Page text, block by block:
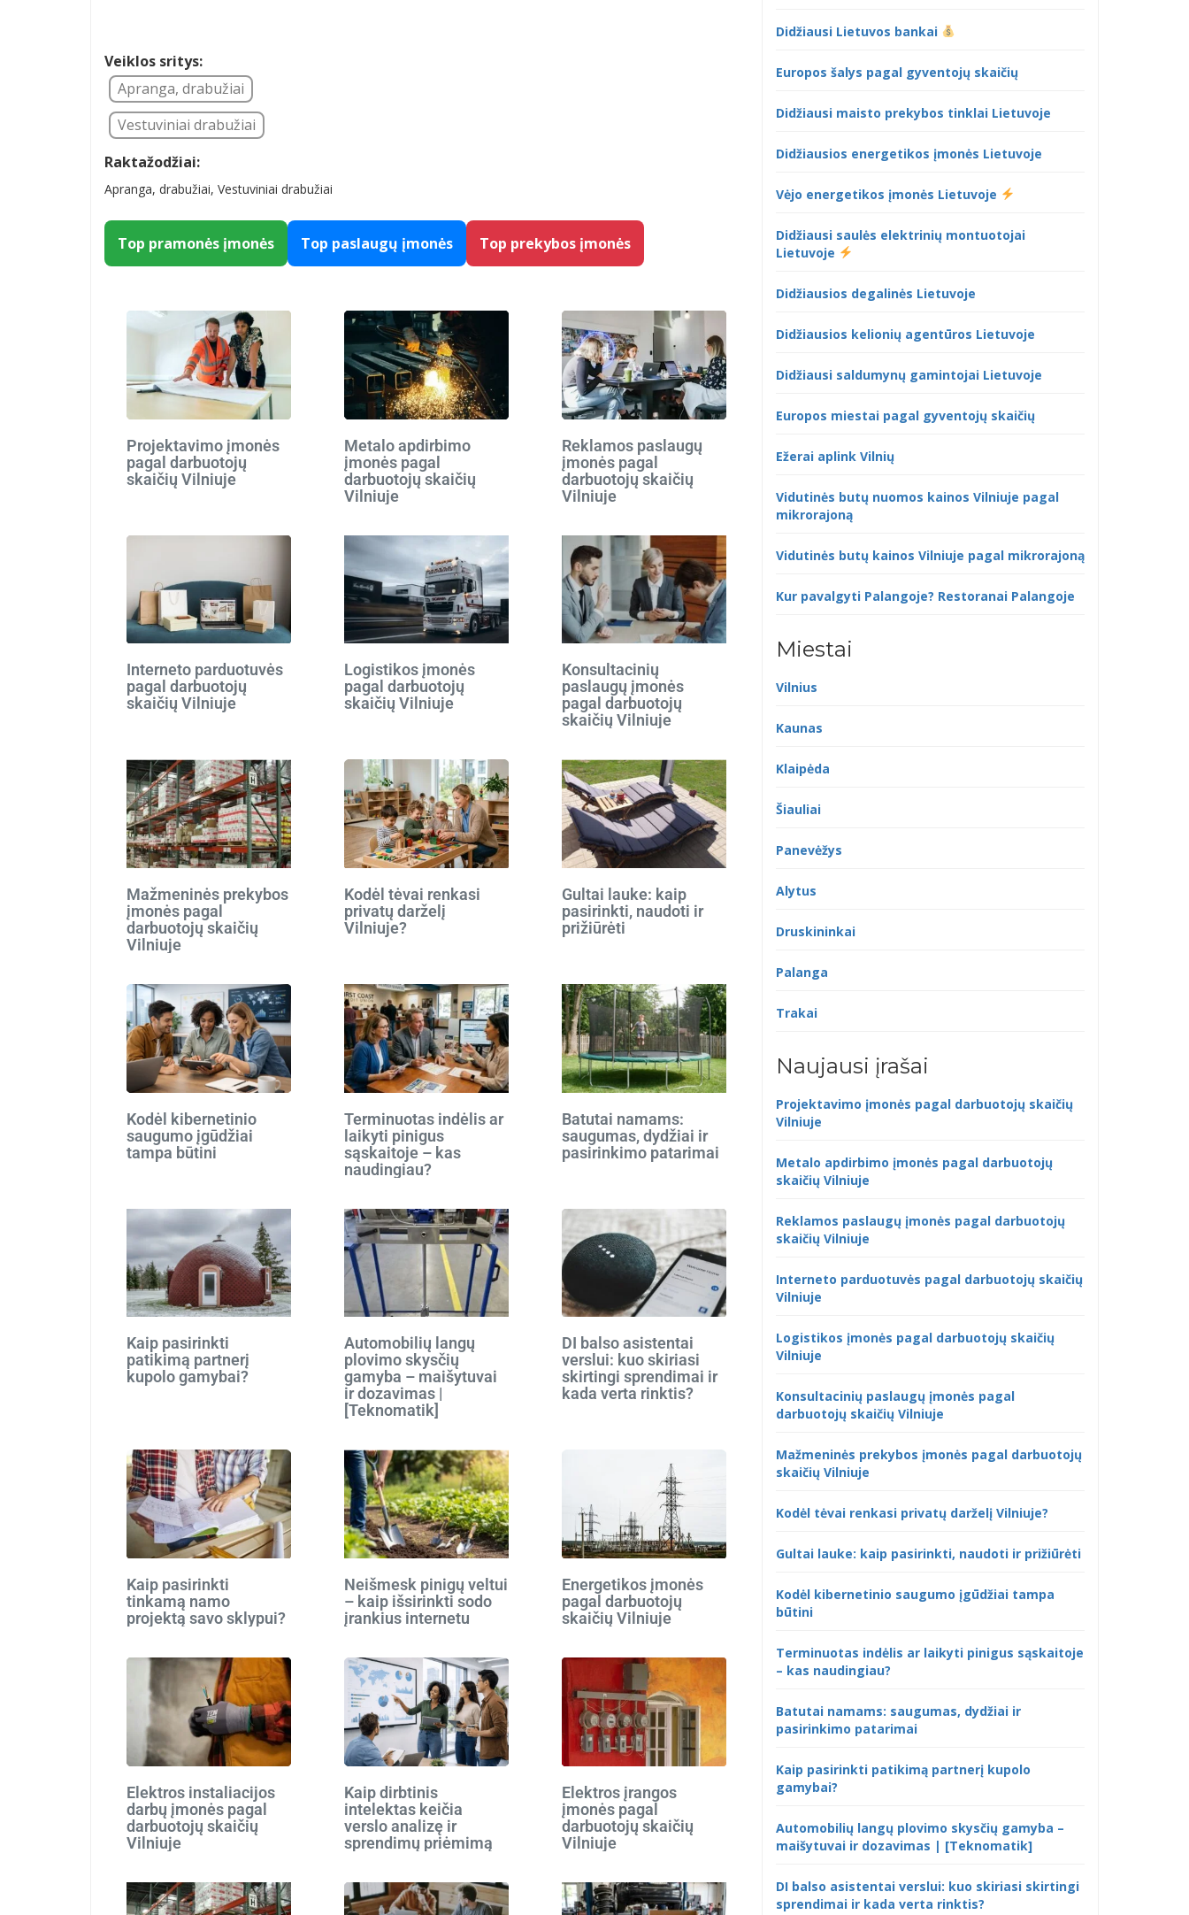
Veiklos sritys:
Apranga, drabužiai
Vestuviniai drabužiai
Raktažodžiai:
Apranga, drabužiai, Vestuviniai drabužiai
Top pramonės įmonės Top paslaugų įmonės Top prekybos įmonės
Projektavimo įmonės
pagal darbuotojų
skaičių Vilniuje
Metalo apdirbimo
įmonės pagal
darbuotojų skaičių
Vilniuje
Reklamos paslaugų
įmonės pagal
darbuotojų skaičių
Vilniuje
Interneto parduotuvės
pagal darbuotojų
skaičių Vilniuje
Logistikos įmonės
pagal darbuotojų
skaičių Vilniuje
Konsultacinių
paslaugų įmonės
pagal darbuotojų
skaičių Vilniuje
Mažmeninės prekybos
įmonės pagal
darbuotojų skaičių
Vilniuje
Kodėl tėvai renkasi
privatų darželį
Vilniuje?
Gultai lauke: kaip
pasirinkti, naudoti ir
prižiūrėti
Kodėl kibernetinio
saugumo įgūdžiai
tampa būtini
Terminuotas indėlis ar
laikyti pinigus
sąskaitoje – kas
naudingiau?
Batutai namams:
saugumas, dydžiai ir
pasirinkimo patarimai
Kaip pasirinkti
patikimą partnerį
kupolo gamybai?
Automobilių langų
plovimo skysčių
gamyba – maišytuvai
ir dozavimas |
[Teknomatik]
DI balso asistentai
verslui: kuo skiriasi
skirtingi sprendimai ir
kada verta rinktis?
Kaip pasirinkti
tinkamą namo
projektą savo sklypui?
Neišmesk pinigų veltui
– kaip išsirinkti sodo
įrankius internetu
Energetikos įmonės
pagal darbuotojų
skaičių Vilniuje
Elektros instaliacijos
darbų įmonės pagal
darbuotojų skaičių
Vilniuje
Kaip dirbtinis
intelektas keičia
verslo analizę ir
sprendimų priėmimą
Elektros įrangos
įmonės pagal
darbuotojų skaičių
Vilniuje
Didžiausi Lietuvos bankai
Europos šalys pagal gyventojų skaičių
Didžiausi maisto prekybos tinklai Lietuvoje
Didžiausios energetikos įmonės Lietuvoje
Vėjo energetikos įmonės Lietuvoje
Didžiausi saulės elektrinių montuotojai
Lietuvoje
Didžiausios degalinės Lietuvoje
Didžiausios kelionių agentūros Lietuvoje
Didžiausi saldumynų gamintojai Lietuvoje
Europos miestai pagal gyventojų skaičių
Ežerai aplink Vilnių
Vidutinės butų nuomos kainos Vilniuje pagal
mikrorajoną
Vidutinės butų kainos Vilniuje pagal mikrorajoną
Kur pavalgyti Palangoje? Restoranai Palangoje
Miestai
Vilnius
Kaunas
Klaipėda
Šiauliai
Panevėžys
Alytus
Druskininkai
Palanga
Trakai
Naujausi įrašai
Projektavimo įmonės pagal darbuotojų skaičių
Vilniuje
Metalo apdirbimo įmonės pagal darbuotojų
skaičių Vilniuje
Reklamos paslaugų įmonės pagal darbuotojų
skaičių Vilniuje
Interneto parduotuvės pagal darbuotojų skaičių
Vilniuje
Logistikos įmonės pagal darbuotojų skaičių
Vilniuje
Konsultacinių paslaugų įmonės pagal
darbuotojų skaičių Vilniuje
Mažmeninės prekybos įmonės pagal darbuotojų
skaičių Vilniuje
Kodėl tėvai renkasi privatų darželį Vilniuje?
Gultai lauke: kaip pasirinkti, naudoti ir prižiūrėti
Kodėl kibernetinio saugumo įgūdžiai tampa
būtini
Terminuotas indėlis ar laikyti pinigus sąskaitoje
– kas naudingiau?
Batutai namams: saugumas, dydžiai ir
pasirinkimo patarimai
Kaip pasirinkti patikimą partnerį kupolo
gamybai?
Automobilių langų plovimo skysčių gamyba –
maišytuvai ir dozavimas | [Teknomatik]
DI balso asistentai verslui: kuo skiriasi skirtingi
sprendimai ir kada verta rinktis?